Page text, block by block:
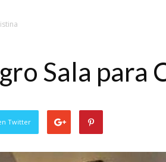
Sala para
Twitter